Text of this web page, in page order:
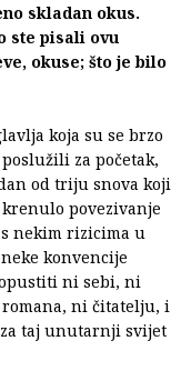
skladan okus.
ste pisali ovu
okuse; što je bilo
koja su se brzo
za početak,
od triju snova koji
povezivanje
nekim rizicima u
konvencije
ni sebi, ni
ni čitatelju, i
taj unutarnji svijet